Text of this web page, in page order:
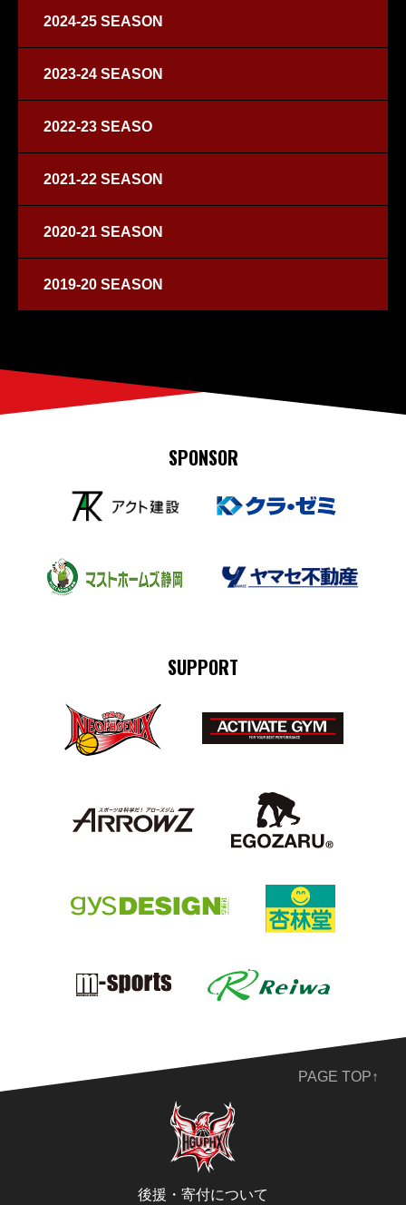
2024-25 SEASON
2023-24 SEASON
2022-23 SEASO
2021-22 SEASON
2020-21 SEASON
2019-20 SEASON
SPONSOR
SUPPORT
後援・寄付について
PAGE TOP↑